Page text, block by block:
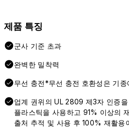
제품 특징
군사 기준 초과
완벽한 밀착력
무선 충전*무선 충전 호환성은 기
업계 권위의 UL 2809 제3자 인증
플라스틱을 사용하고 91% 이상의
출처 추적 및 사용 후 100% 재활용